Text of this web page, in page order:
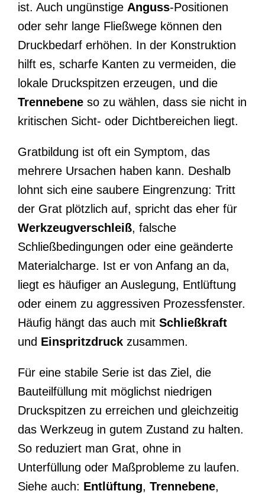
ist. Auch ungünstige Anguss-Positionen
oder sehr lange Fließwege können den
Druckbedarf erhöhen. In der Konstruktion
hilft es, scharfe Kanten zu vermeiden, die
lokale Druckspitzen erzeugen, und die
Trennebene so zu wählen, dass sie nicht in
kritischen Sicht- oder Dichtbereichen liegt.
Gratbildung ist oft ein Symptom, das
mehrere Ursachen haben kann. Deshalb
lohnt sich eine saubere Eingrenzung: Tritt
der Grat plötzlich auf, spricht das eher für
Werkzeugverschleiß, falsche
Schließbedingungen oder eine geänderte
Materialcharge. Ist er von Anfang an da,
liegt es häufiger an Auslegung, Entlüftung
oder einem zu aggressiven Prozessfenster.
Häufig hängt das auch mit Schließkraft
und Einspritzdruck zusammen.
Für eine stabile Serie ist das Ziel, die
Bauteilfüllung mit möglichst niedrigen
Druckspitzen zu erreichen und gleichzeitig
das Werkzeug in gutem Zustand zu halten.
So reduziert man Grat, ohne in
Unterfüllung oder Maßprobleme zu laufen.
Siehe auch: Entlüftung, Trennebene,